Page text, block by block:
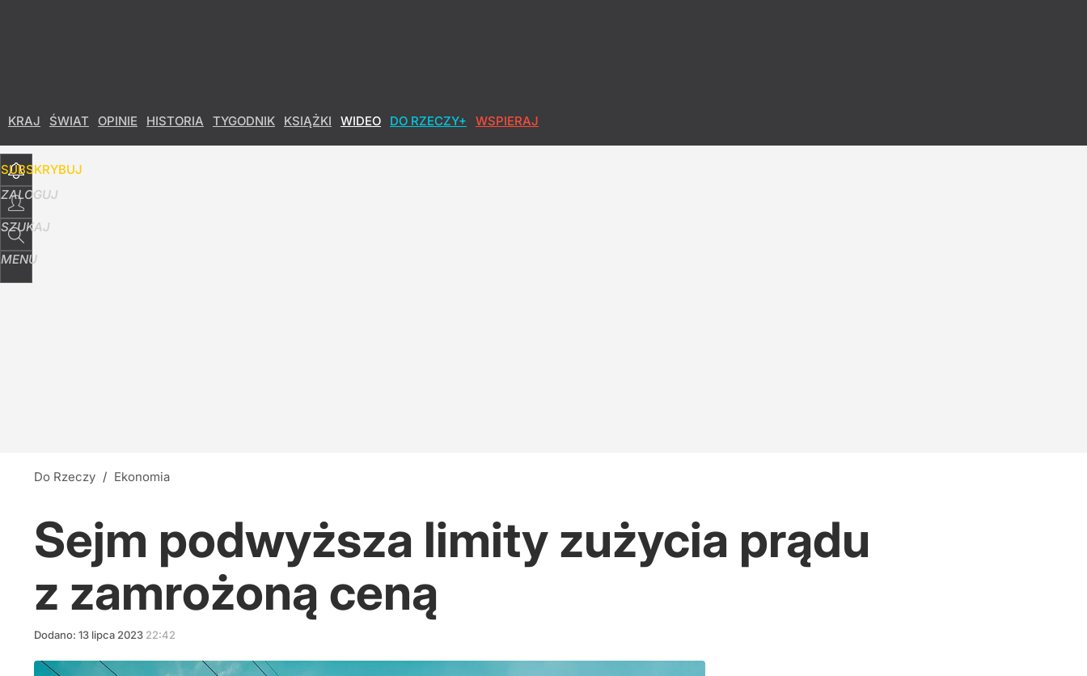
KRAJ ŚWIAT OPINIE HISTORIA TYGODNIK KSIĄŻKI WIDEO DO RZECZY+ WSPIERAJ
SUBSKRYBUJ
ZALOGUJ
SZUKAJ
MENU
Do Rzeczy / Ekonomia
Sejm podwyższa limity zużycia prądu
z zamrożoną ceną
Dodano: 13 lipca 2023 22:42